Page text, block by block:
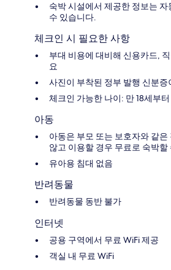
숙박 시설에서 제공한 정보는
수 있습니다.
체크인 시 필요한 사항
부대 비용에 대비해 신용카드,
요
사진이 부착된 정부 발행 신분증
체크인 가능한 나이: 만 18세부터
아동
아동은 부모 또는 보호자와 같
않고 이용할 경우 무료로 숙박
유아용 침대 없음
반려동물
반려동물 동반 불가
인터넷
공용 구역에서 무료 WiFi 제공
객실 내 무료 WiFi